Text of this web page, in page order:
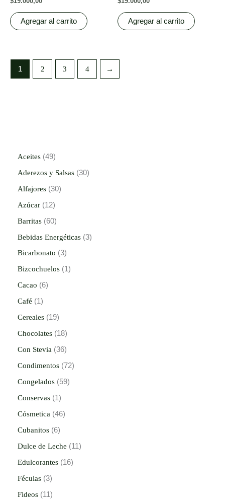
Aceites 49
Aderezos y Salsas 30
Alfajores 30
Azúcar
12
Barritas 60
Bebidas Energéticas 3
Bicarbonato
3
Bizcochuelos
1
Cacao
6
Café
1
Cereales
19
Chocolates
18
Con Stevia
36
Condimentos 72
Congelados
59
Conservas
1
Cósmetica
46
Cubanitos 6
Dulce de Leche
11
Edulcorantes
16
Féculas 3
Fideos
11
Agregar al carrito Agregar al carrito
1 2 3 4 →